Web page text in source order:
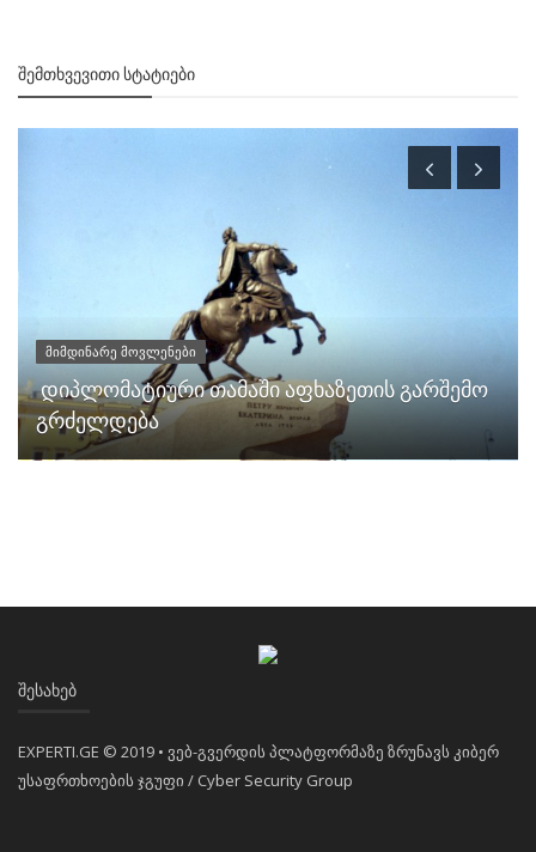
ᲨᲔᲛᲗᲮᲕᲔᲕᲘᲗᲘ ᲡᲢᲐᲢᲘᲔᲑᲘ
მიმდინარე მოვლენები
დიპლომატიური თამაში აფხაზეთის გარშემო
გრძელდება
ᲨᲔᲡᲐᲮᲔᲑ
EXPERTI.GE © 2019 • ვებ-გვერდის პლატფორმაზე ზრუნავს კიბერ
უსაფრთხოების ჯგუფი / Cyber Security Group